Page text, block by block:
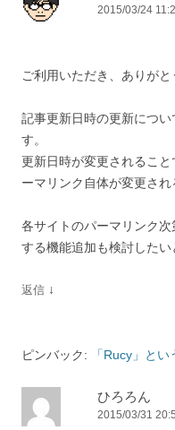
2015/03/24
ご利用いただき、ありがと
記事更新日時の更新につ
す。
更新日時が変更されるこ
ーマリンク自体が変更され
各サイトのパーマリンク
する機能追加も検討したい
返信 ↓
ピンバック: 「Rucy」と
ひろろん
2015/03/31